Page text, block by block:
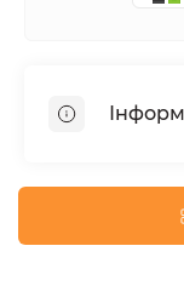
Очистіть
мембрани,
Оплата